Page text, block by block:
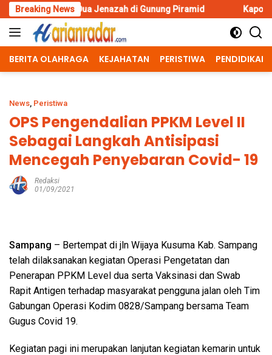
Skip
to
content
Breaking News
Jenazah di Gunung Piramid Kapolresta Malang Kota Cek
BERITA OLAHRAGA KEJAHATAN PERISTIWA PENDIDIKAN
News, Peristiwa
OPS Pengendalian PPKM Level II
Sebagai Langkah Antisipasi
Mencegah Penyebaran Covid- 19
Redaksi
01/09/2021
Sampang – Bertempat di jln Wijaya Kusuma Kab. Sampang
telah dilaksanakan kegiatan Operasi Pengetatan dan
Penerapan PPKM Level dua serta Vaksinasi dan Swab
Rapit Antigen terhadap masyarakat pengguna jalan oleh Tim
Gabungan Operasi Kodim 0828/Sampang bersama Team
Gugus Covid 19.
Kegiatan pagi ini merupakan lanjutan kegiatan kemarin untuk